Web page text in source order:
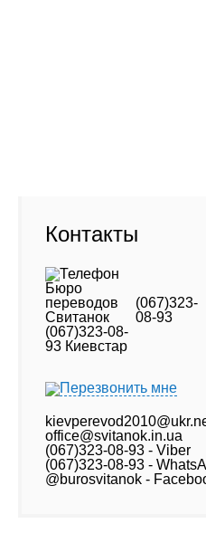
Контакты
(067)323-
08-93
Перезвонить мне
office@svitanok.in.ua
(067)323-08-93 - Viber
(067)323-08-93 -
@burosvitanok -